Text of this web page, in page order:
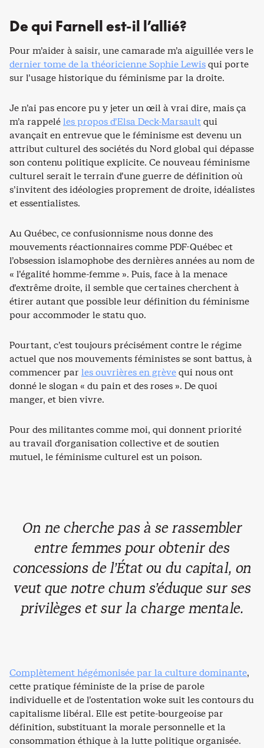
De qui Farnell est-il l’allié?
Pour m’aider à saisir, une camarade m’a aiguillée vers le
dernier tome de la théoricienne Sophie Lewisqui porte
sur l’usage historique du féminisme par la droite.
Je n’ai pas encore pu y jeter un œil à vrai dire, mais ça
m’a rappeléles propos d’Elsa Deck-Marsaultqui
avançait en entrevue que le féminisme est devenu un
attribut culturel des sociétés du Nord global qui dépasse
son contenu politique explicite. Ce nouveau féminisme
culturel serait le terrain d’une guerre de définition où
s’invitent des idéologies proprement de droite, idéalistes
et essentialistes.
Au Québec, ce confusionnisme nous donne des
mouvements réactionnaires comme PDF-Québec et
l’obsession islamophobe des dernières années au nom de
« l’égalité homme-femme ». Puis, face à la menace
d’extrême droite, il semble que certaines cherchent à
étirer autant que possible leur définition du féminisme
pour accommoder le statu quo.
Pourtant, c’est toujours précisément contre le régime
actuel que nos mouvements féministes se sont battus, à
commencer par les ouvrières en grèvequi nous ont
donné le slogan « du pain et des roses ». De quoi
manger, et bien vivre.
Pour des militantes comme moi, qui donnent priorité
au travail d’organisation collective et de soutien
mutuel, le féminisme culturel est un poison.
On ne cherche pas à se rassembler
entre femmes pour obtenir des
concessions de l’État ou du capital, on
veut que notrechum s’éduque sur ses
privilèges et sur la charge mentale.
Complètement hégémonisée par la culture dominante,
cette pratique féministe de la prise de parole
individuelle et de l’ostentation woke suit les contours du
capitalisme libéral. Elle est petite-bourgeoise par
définition, substituant la morale personnelle et la
consommation éthique à la lutte politique organisée.